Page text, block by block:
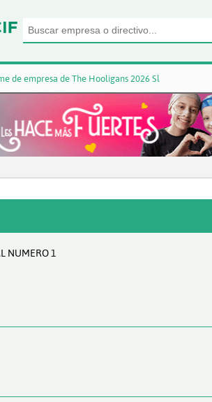
de empresa de The Hooligans 2026 Sl
NUMERO 1